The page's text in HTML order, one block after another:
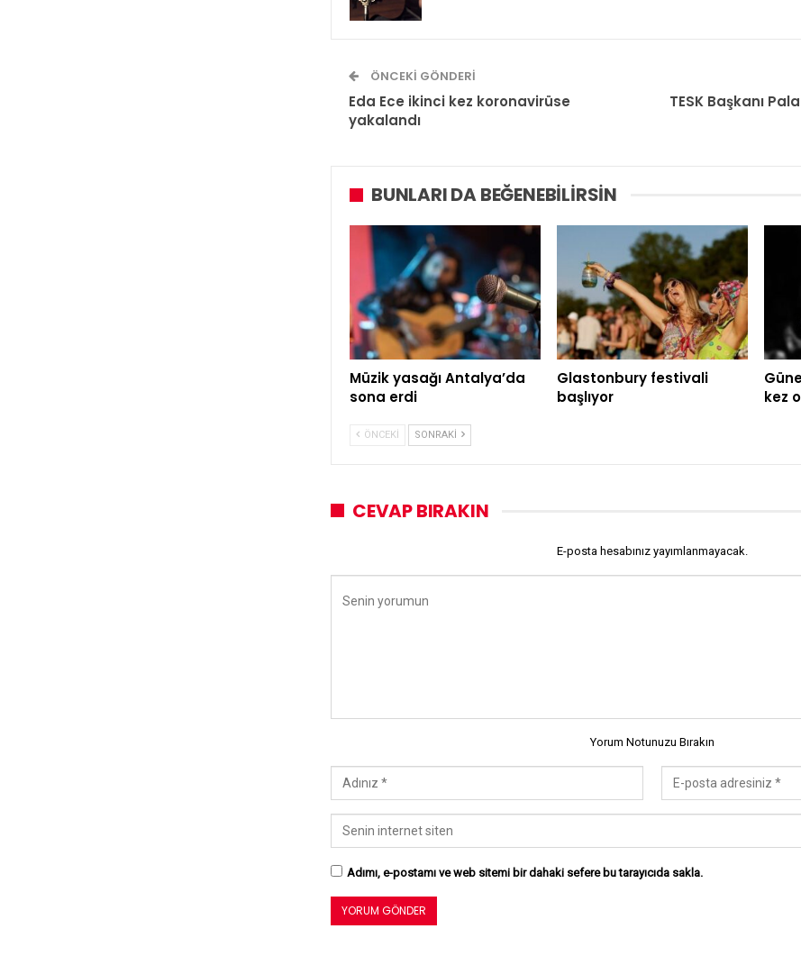
ÖNCEKI GÖNDERI
Eda Ece ikinci kez koronavirüse
yakalandı
TESK Başkanı
BUNLARI DA BEĞENEBILIRSIN
Müzik yasağı Antalya’da
sona erdi
Glastonbury festivali
başlıyor
kez
ÖNCEKI SONRAKI
CEVAP BIRAKIN
E-posta hesabınız yayımlanmayacak.
Yorum Notunuzu Bırakın
Adımı, e-postamı ve web sitemi bir dahaki sefere bu tarayıcıda sakla.